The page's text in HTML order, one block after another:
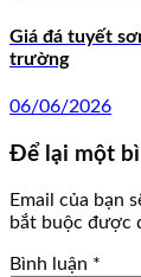
Giá đá tuyết
trường
06/06/2026
Để lại một
Email của bạn
bắt buộc được
Bình luận *